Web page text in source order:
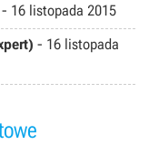
- 16 listopada 2015
- 16 listopada